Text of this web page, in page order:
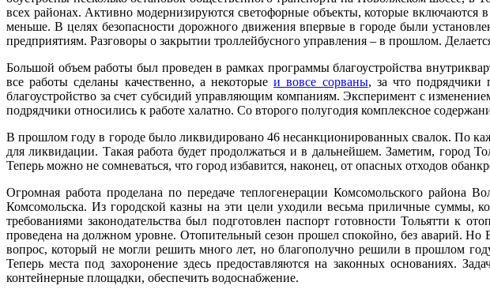
всех районах. Активно модернизируются светофорные объекты, которые включаются
меньше. В целях безопасности дорожного движения впервые в городе были
предприятиям. Разговоры о закрытии троллейбусного управления – в прошлом.
Большой объем работы был проведен в рамках программы благоустройства
все работы сделаны качественно, а некоторыеи вовсе сорваны, за что подрядчики
благоустройство за счет субсидий управляющим компаниям. Эксперимент с
подрядчики относились к работе халатно. Со второго полугодия комплексное
В прошлом году в городе было ликвидировано 46 несанкционированных свалок. По
для ликвидации. Такая работа будет продолжаться и в дальнейшем. Заметим, город
Теперь можно не сомневаться, что город избавится, наконец, от опасных отходов
Огромная работа проделана по передаче теплогенерации Комсомольского
Комсомольска. Из городской казны на эти цели уходили весьма приличные суммы,
требованиями законодательства был подготовлен паспорт готовности Тольятти к
проведена на должном уровне. Отопительный сезон прошел спокойно, без аварий.
вопрос, который не могли решить много лет, но благополучно решили в прошлом
Теперь места под захоронение здесь предоставляются на законных основаниях.
контейнерные площадки, обеспечить водоснабжение.